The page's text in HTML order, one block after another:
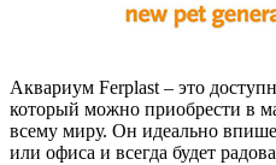
Аквариум Ferplast – это
который можно приобрести в
всему миру. Он идеально
или офиса и всегда будет